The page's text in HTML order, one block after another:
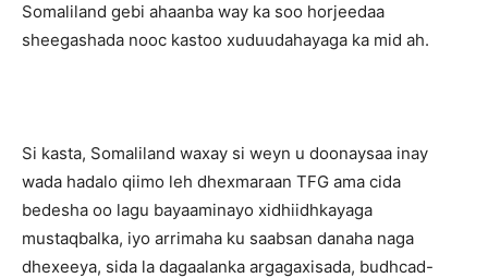
Somaliland gebi ahaanba way ka soo horjeedaa
sheegashada nooc kastoo xuduudahayaga ka mid ah.
Si kasta, Somaliland waxay si weyn u doonaysaa inay
wada hadalo qiimo leh dhexmaraan TFG ama cida
bedesha oo lagu bayaaminayo xidhiidhkayaga
mustaqbalka, iyo arrimaha ku saabsan danaha naga
dhexeeya, sida la dagaalanka argagaxisada, budhcad-